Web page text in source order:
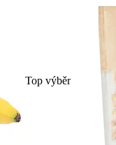
Top výběr